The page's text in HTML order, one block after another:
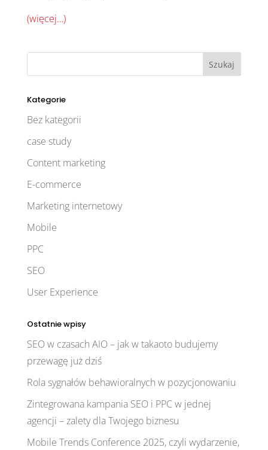
(więcej…)
Kategorie
Bez kategorii
case study
Content marketing
E-commerce
Marketing internetowy
Mobile
PPC
SEO
User Experience
Ostatnie wpisy
SEO w czasach AIO – jak w takaoto budujemy
przewagę już dziś
Rola sygnałów behawioralnych w pozycjonowaniu
Zintegrowana kampania SEO i PPC w jednej
agencji – zalety dla Twojego biznesu
Mobile Trends Conference 2025, czyli wydarzenie,